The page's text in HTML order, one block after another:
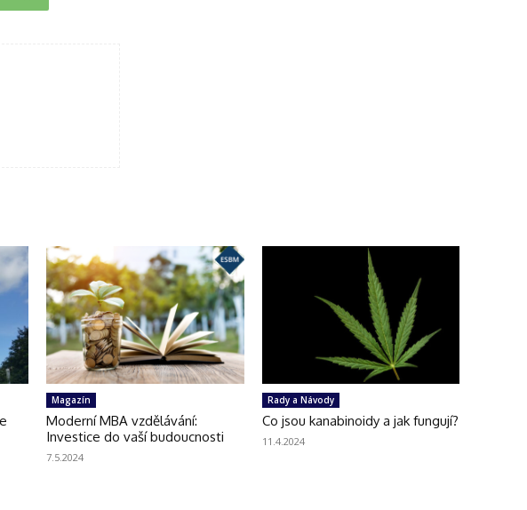
Magazín
Moderní MBA vzdělávání:
Investice do vaší budoucnosti
7.5.2024
Rady a Návody
Co jsou kanabinoidy a jak fungují?
11.4.2024